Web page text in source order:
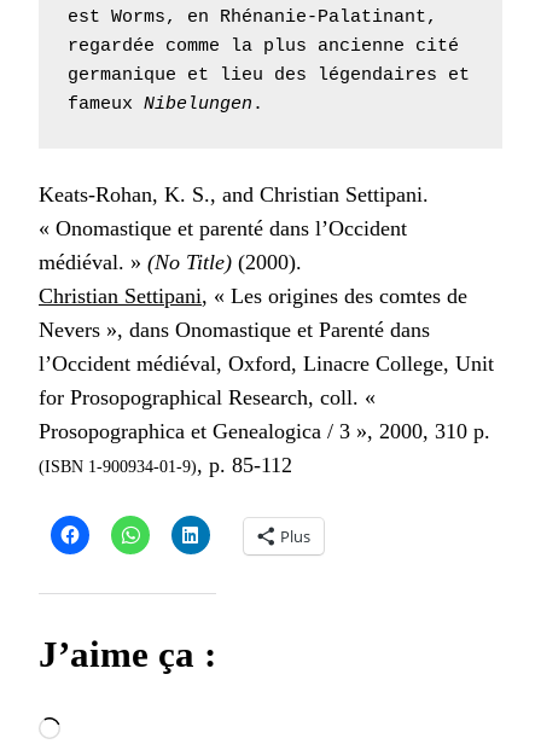
est Worms, en Rhénanie-Palatinant,
regardée comme la plus ancienne cité
germanique et lieu des légendaires et
fameux Nibelungen .
Keats-Rohan, K. S., and Christian Settipani.
« Onomastique et parenté dans l’Occident
médiéval. » (No Title) (2000).
Christian Settipani, « Les origines des comtes de
Nevers », dans Onomastique et Parenté dans
l’Occident médiéval, Oxford, Linacre College, Unit
for Prosopographical Research, coll. «
Prosopographica et Genealogica / 3 », 2000, 310 p.
(ISBN 1-900934-01-9), p. 85-112
Plus
J’aime ça :
Chargement…